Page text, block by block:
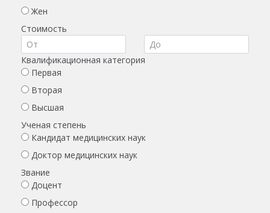
Жен
Стоимость
Квалификационная категория
Первая
Вторая
Высшая
Ученая степень
Кандидат медицинских наук
Доктор медицинских наук
Звание
Доцент
Профессор